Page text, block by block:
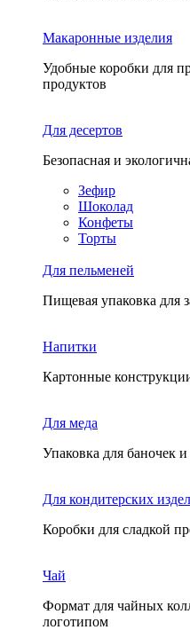
Макаронные изделия
Удобные коробки для
продуктов
Для десертов
Безопасная и
Зефир
Шоколад
Конфеты
Торты
Для пельменей
Пищевая упаковка для
Напитки
Картонные
Для меда
Упаковка для баночек
Для кондитерских
Коробки для сладкой
Чай
Формат для чайных
логотипом